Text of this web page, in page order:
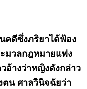
คดีซึ่งภริยาได้ฟ้อง
มวลกฎหมายแพ่ง
อ้างว่าหญิงดังกล่าว
น ศาลวินิจฉัยว่า